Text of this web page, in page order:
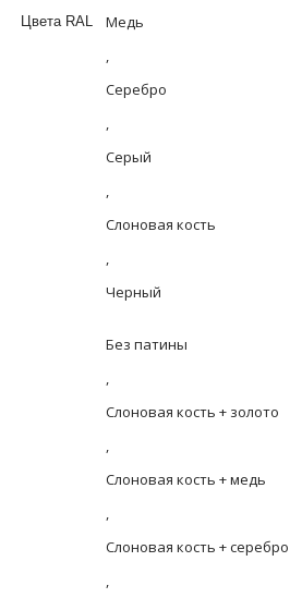
Цвета RAL
Медь
,
Серебро
,
Серый
,
Слоновая кость
,
Черный
Без патины
,
Слоновая кость + золото
,
Слоновая кость + медь
,
Слоновая кость + серебро
,